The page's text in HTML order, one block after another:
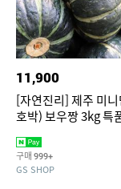
11,900
[자연진리] 제주 미
호박) 보우짱 3kg 특
구매 999+
GS SHOP